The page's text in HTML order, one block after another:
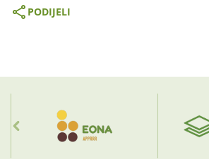
PODIJELI